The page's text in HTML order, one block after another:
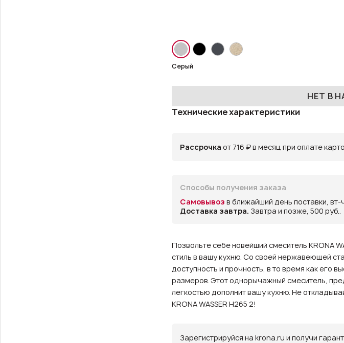
Серый
НЕТ В
Технические характеристики
Рассрочка от 716 ₽ в месяц при оплате
Способы получения заказа
Самовывоз в ближайший день поставки,
Доставка завтра. Завтра и позже, 500 руб..
Позвольте себе новейший смеситель KRONA
стиль в вашу кухню. Со своей нержавеющей
доступность и прочность, в то время как его
размеров. Этот однорычажный смеситель,
легкостью дополнит вашу кухню. Не
KRONA WASSER H265 2!
Зарегистрируйся на krona.ru и получи